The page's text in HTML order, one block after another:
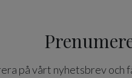
på vårt nyhetsbrev